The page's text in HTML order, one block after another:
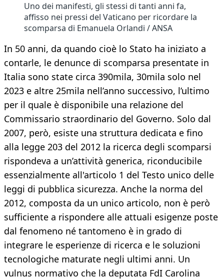
Uno dei manifesti, gli stessi di tanti anni fa,
affisso nei pressi del Vaticano per ricordare la
scomparsa di Emanuela Orlandi / ANSA
In 50 anni, da quando cioè lo Stato ha iniziato a
contarle, le denunce di scomparsa presentate in
Italia sono state circa 390mila, 30mila solo nel
2023 e altre 25mila nell’anno successivo, l’ultimo
per il quale è disponibile una relazione del
Commissario straordinario del Governo. Solo dal
2007, però, esiste una struttura dedicata e fino
alla legge 203 del 2012 la ricerca degli scomparsi
rispondeva a un’attività generica, riconducibile
essenzialmente all'articolo 1 del Testo unico delle
leggi di pubblica sicurezza. Anche la norma del
2012, composta da un unico articolo, non è però
sufficiente a rispondere alle attuali esigenze poste
dal fenomeno né tantomeno è in grado di
integrare le esperienze di ricerca e le soluzioni
tecnologiche maturate negli ultimi anni. Un
vulnus normativo che la deputata FdI Carolina